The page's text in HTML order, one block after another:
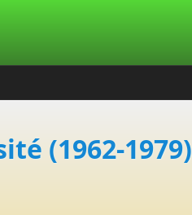
(1962-1979)